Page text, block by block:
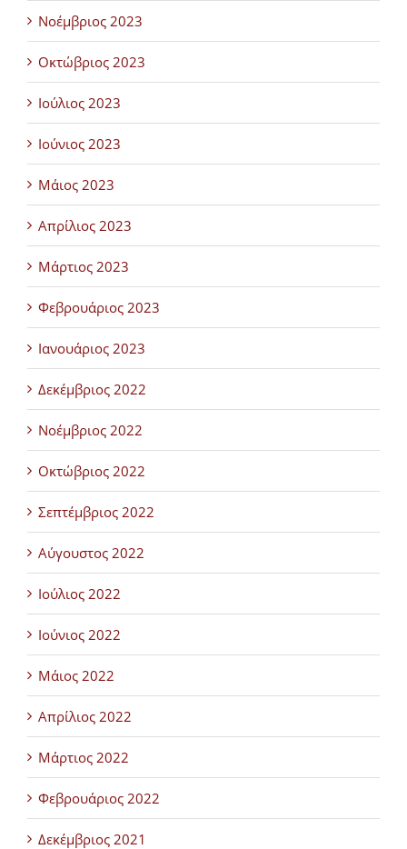
Νοέμβριος 2023
Οκτώβριος 2023
Ιούλιος 2023
Ιούνιος 2023
Μάιος 2023
Απρίλιος 2023
Μάρτιος 2023
Φεβρουάριος 2023
Ιανουάριος 2023
Δεκέμβριος 2022
Νοέμβριος 2022
Οκτώβριος 2022
Σεπτέμβριος 2022
Αύγουστος 2022
Ιούλιος 2022
Ιούνιος 2022
Μάιος 2022
Απρίλιος 2022
Μάρτιος 2022
Φεβρουάριος 2022
Δεκέμβριος 2021